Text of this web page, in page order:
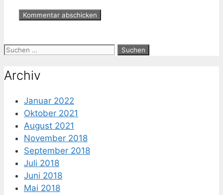
Suche
Archiv
Januar 2022
Oktober 2021
August 2021
November 2018
September 2018
Juli 2018
Juni 2018
Mai 2018